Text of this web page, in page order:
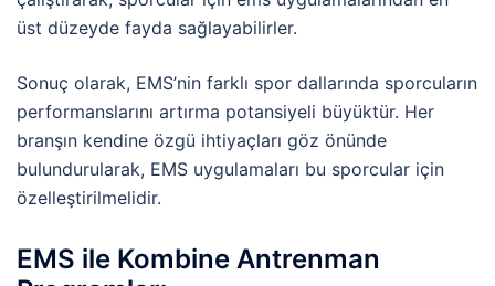
üst düzeyde fayda sağlayabilirler.
Sonuç olarak, EMS’nin farklı spor dallarında sporcuların
performanslarını artırma potansiyeli büyüktür. Her
branşın kendine özgü ihtiyaçları göz önünde
bulundurularak, EMS uygulamaları bu sporcular için
özelleştirilmelidir.
EMS ile Kombine Antrenman